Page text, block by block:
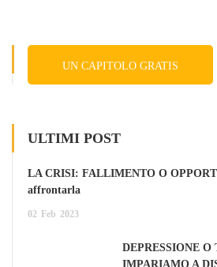
UN CAPITOLO GRATIS
ULTIMI POST
LA CRISI: FALLIMENTO O
affrontarla
02 Feb 2023
DEPRESSIONE O
IMPARIAMO A